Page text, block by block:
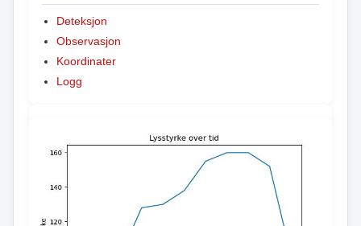
Deteksjon
Observasjon
Koordinater
Logg